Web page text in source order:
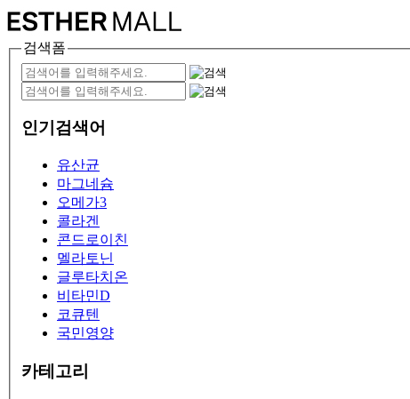
검색폼
인기검색어
유산균
마그네슘
오메가3
콜라겐
콘드로이친
멜라토닌
글루타치온
비타민D
코큐텐
국민영양
카테고리